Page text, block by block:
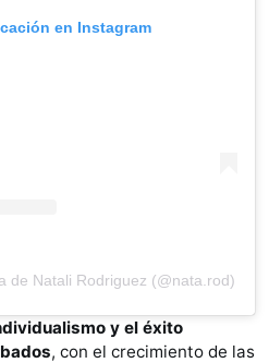
en Instagram
de Natali Rodriguez (@nata.rod)
y el éxito
, con el crecimiento de las